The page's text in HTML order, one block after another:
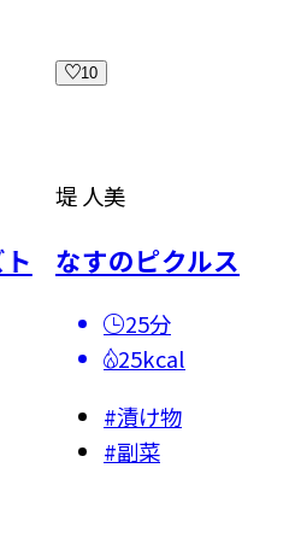
ルス
ズッキー